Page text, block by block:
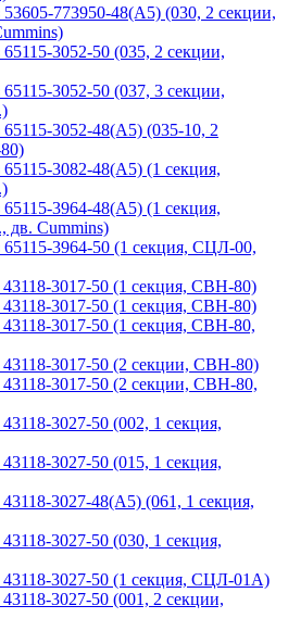
773950-48(А5) (030, 2 секции,
3052-50 (035, 2 секции,
3052-50 (037, 3 секции,
3052-48(А5) (035-10, 2
3082-48(A5) (1 секция,
3964-48(A5) (1 секция,
Cummins)
3964-50 (1 секция, СЦЛ-00,
3017-50 (1 секция, СВН-80)
3017-50 (1 секция, СВН-80)
3017-50 (1 секция, СВН-80,
3017-50 (2 секции, СВН-80)
3017-50 (2 секции, СВН-80,
3027-50 (002, 1 секция,
3027-50 (015, 1 секция,
3027-48(A5) (061, 1 секция,
3027-50 (030, 1 секция,
3027-50 (1 секция, СЦЛ-01А)
3027-50 (001, 2 секции,